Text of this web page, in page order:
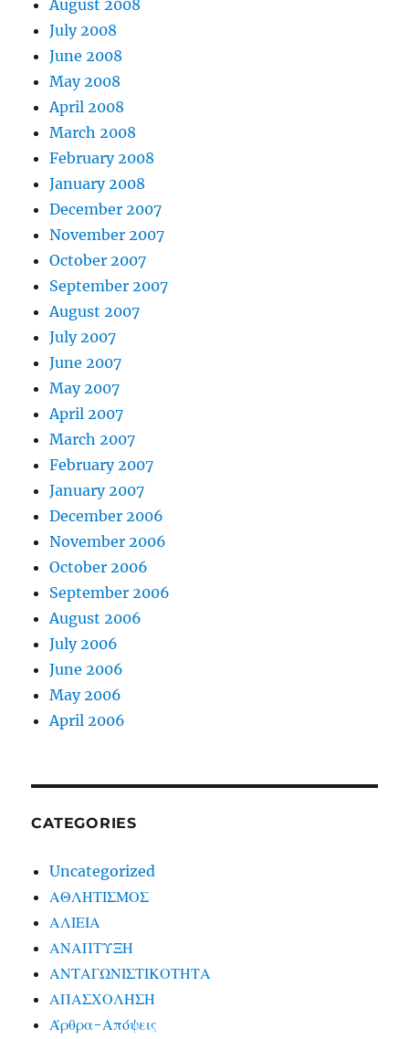
August 2008
July 2008
June 2008
May 2008
April 2008
March 2008
February 2008
January 2008
December 2007
November 2007
October 2007
September 2007
August 2007
July 2007
June 2007
May 2007
April 2007
March 2007
February 2007
January 2007
December 2006
November 2006
October 2006
September 2006
August 2006
July 2006
June 2006
May 2006
April 2006
CATEGORIES
Uncategorized
ΑΘΛΗΤΙΣΜΟΣ
ΑΛΙΕΙΑ
ΑΝΑΠΤΥΞΗ
ΑΝΤΑΓΩΝΙΣΤΙΚΟΤΗΤΑ
ΑΠΑΣΧΟΛΗΣΗ
Άρθρα-Απόψεις